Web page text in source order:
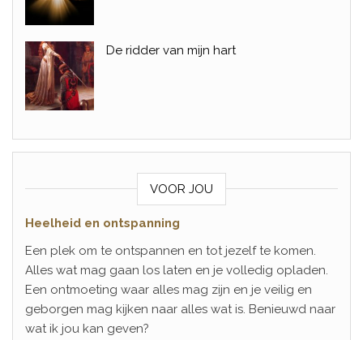
De ridder van mijn hart
VOOR JOU
Heelheid en ontspanning
Een plek om te ontspannen en tot jezelf te komen.
Alles wat mag gaan los laten en je volledig opladen.
Een ontmoeting waar alles mag zijn en je veilig en
geborgen mag kijken naar alles wat is. Benieuwd naar
wat ik jou kan geven?